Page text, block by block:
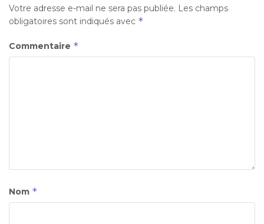
Votre adresse e-mail ne sera pas publiée. Les champs
obligatoires sont indiqués avec *
Commentaire *
Nom *